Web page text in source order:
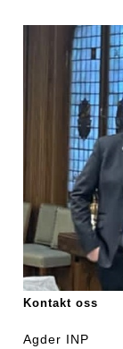
Kontakt oss
Agder INP